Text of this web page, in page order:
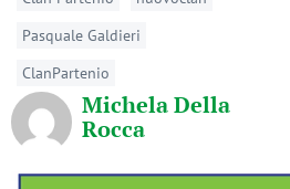
Pasquale Galdieri
ClanPartenio
Michela Della
Rocca